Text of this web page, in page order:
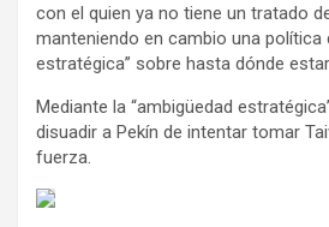
con el quien ya no tiene un tratado
manteniendo en cambio una política
estratégica” sobre hasta dónde
Mediante la “ambigüedad
disuadir a Pekín de intentar tomar
fuerza.